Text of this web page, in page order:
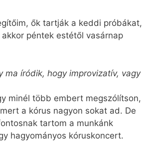
ők tartják a keddi próbákat,
péntek estétől vasárnap
ma íródik, hogy improvizatív, vagy
minél több embert megszólítson,
a kórus nagyon sokat ad. De
tartom a munkánk
hagyományos kóruskoncert.